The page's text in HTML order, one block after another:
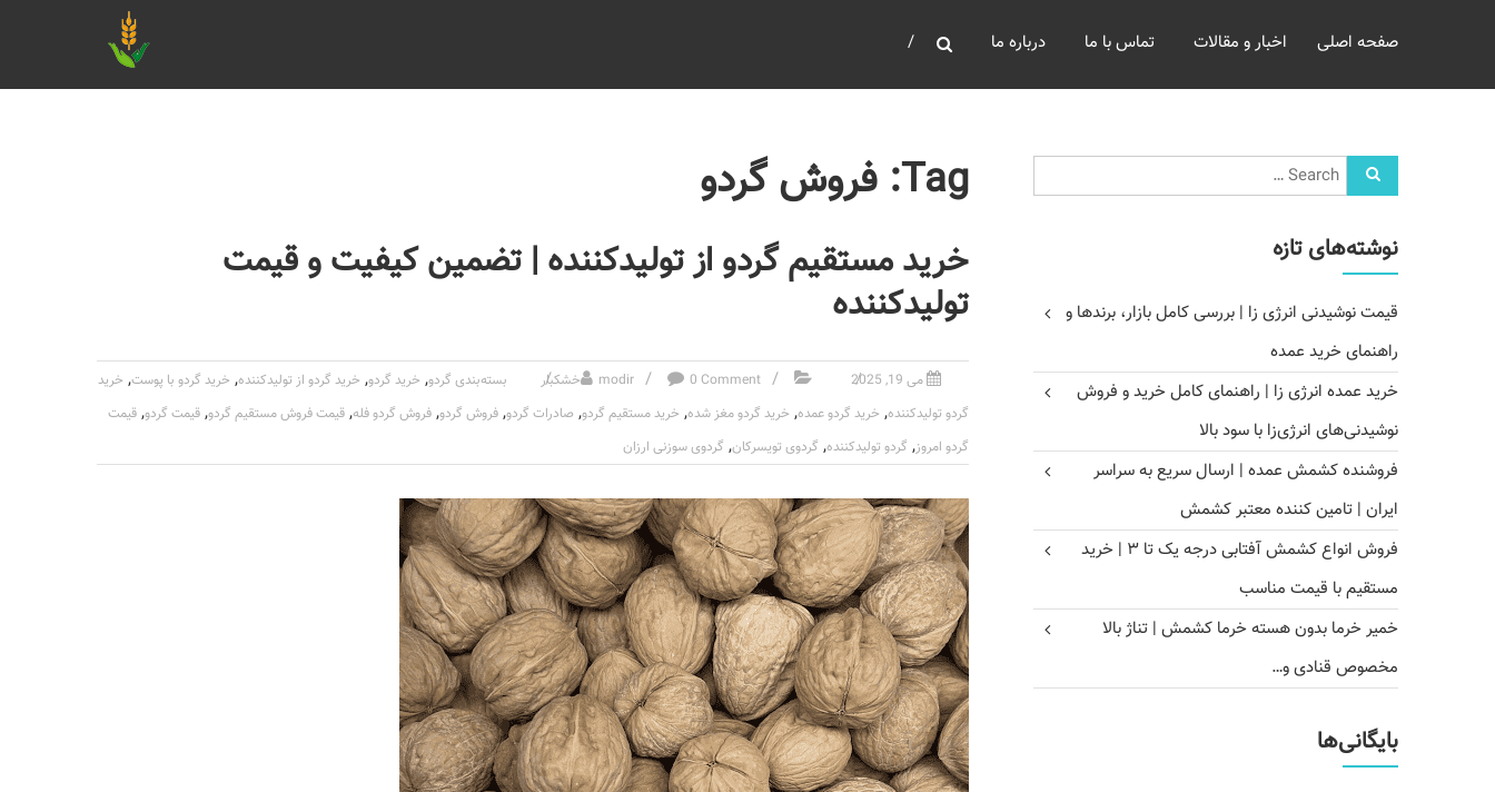
خرید
غلات
مومنی
صفحه اصلی اخبار و مقالات تماس با ما درباره ما
Tag: فروش گردو
خرید مستقیم گردو از تولیدکننده | تضمین کیفیت و قیمت
تولیدکننده
می 19, 2025 modir 0 Comment خشکبار بسته‌بندی گردو, خرید گردو, خرید گردو از تولیدکننده, خرید گردو با پوست, خرید
گردو تولیدکننده, خرید گردو عمده, خرید گردو مغز شده, خرید مستقیم گردو, صادرات گردو,فروش گردو,فروش گردو فله,قیمت فروش مستقیم گردو,قیمت گردو,قیمت
گردو امروز, گردو تولیدکننده, گردوی تویسرکان, گردوی سوزنی ارزان
نوشته‌های تازه
قیمت نوشیدنی انرژی زا | بررسی کامل بازار، برندها و
راهنمای خرید عمده
خرید عمده انرژی زا | راهنمای کامل خرید و فروش
نوشیدنی‌های انرژی‌زا با سود بالا
فروشنده کشمش عمده | ارسال سریع به سراسر
ایران | تامین کننده معتبر کشمش
فروش انواع کشمش آفتابی درجه یک تا ۳ | خرید
مستقیم با قیمت مناسب
خمیر خرما بدون هسته خرما کشمش | تناژ بالا
مخصوص قنادی و…
بایگانی‌ها